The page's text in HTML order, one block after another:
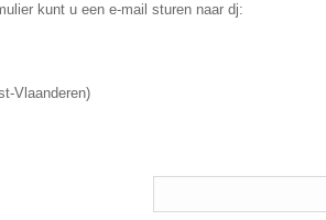
kunt u een e-mail sturen naar dj:
Vlaanderen)